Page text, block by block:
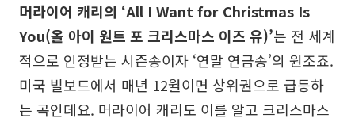
머라이어 캐리의 ‘All I Want for Christmas Is
You(올 아이 원트 포 크리스마스 이즈 유)’는 전 세계
적으로 인정받는 시즌송이자 ‘연말 연금송’의 원조죠.
미국 빌보드에서 매년 12월이면 상위권으로 급등하
는 곡인데요. 머라이어 캐리도 이를 알고 크리스마스